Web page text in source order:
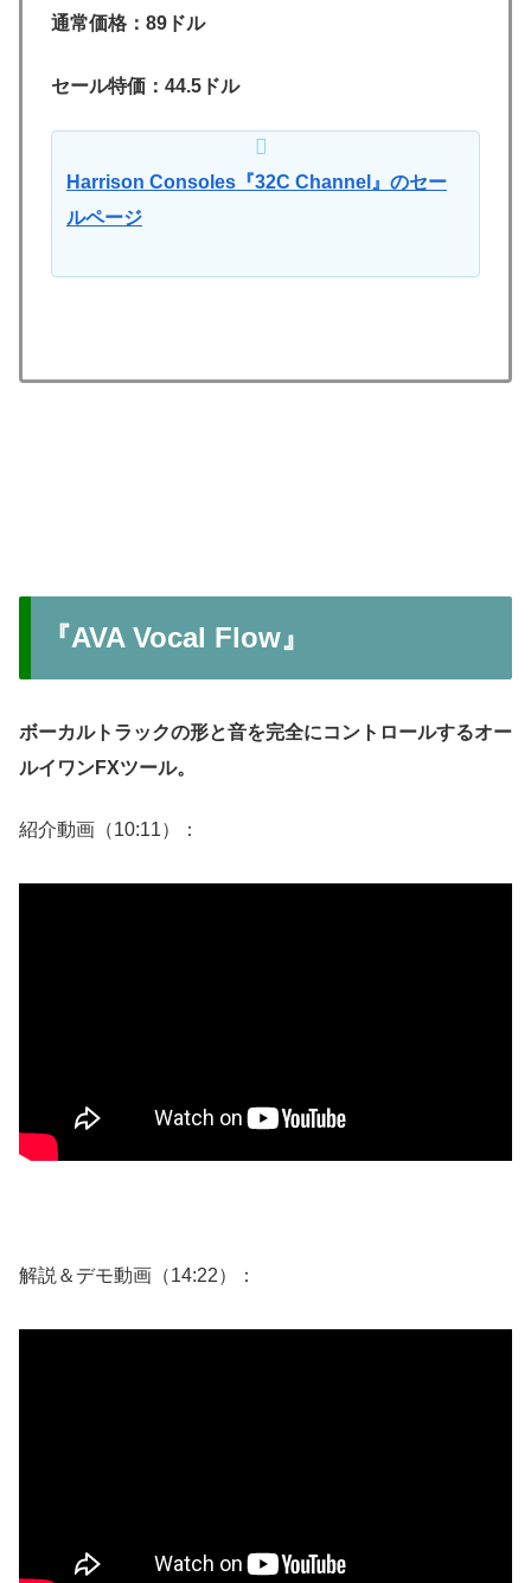
通常価格：89ドル
セール特価：44.5ドル
Harrison Consoles『32C Channel』のセー
ルページ
『AVA Vocal Flow』
ボーカルトラックの形と音を完全にコントロールするオー
ルイワンFXツール。
紹介動画（10:11）：
解説＆デモ動画（14:22）：